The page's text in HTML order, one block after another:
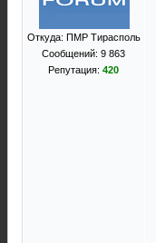
Откуда: ПМР Тирасполь
Сообщений: 9 863
Репутация:420